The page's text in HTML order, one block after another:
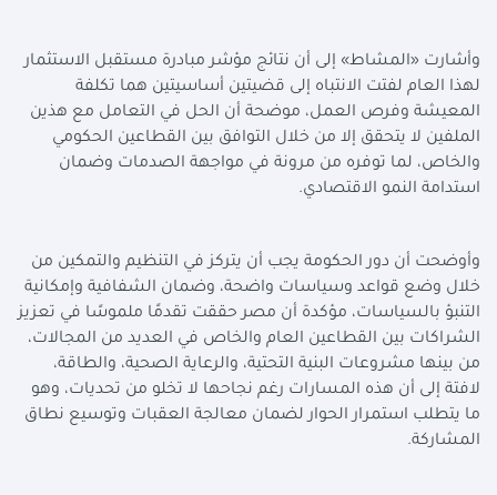
وأشارت «المشاط» إلى أن نتائج مؤشر مبادرة مستقبل الاستثمار
لهذا العام لفتت الانتباه إلى قضيتين أساسيتين هما تكلفة
المعيشة وفرص العمل، موضحة أن الحل في التعامل مع هذين
الملفين لا يتحقق إلا من خلال التوافق بين القطاعين الحكومي
والخاص، لما توفره من مرونة في مواجهة الصدمات وضمان
استدامة النمو الاقتصادي.
وأوضحت أن دور الحكومة يجب أن يتركز في التنظيم والتمكين من
خلال وضع قواعد وسياسات واضحة، وضمان الشفافية وإمكانية
التنبؤ بالسياسات، مؤكدة أن مصر حققت تقدمًا ملموسًا في تعزيز
الشراكات بين القطاعين العام والخاص في العديد من المجالات،
من بينها مشروعات البنية التحتية، والرعاية الصحية، والطاقة،
لافتة إلى أن هذه المسارات رغم نجاحها لا تخلو من تحديات، وهو
ما يتطلب استمرار الحوار لضمان معالجة العقبات وتوسيع نطاق
المشاركة.